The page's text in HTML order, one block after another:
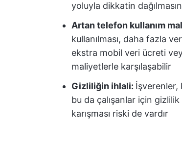
yoluyla dikkatin
Artan telefon kullanım
kullanılması, daha fazla
ekstra mobil veri ücreti
maliyetlerle karşılaşabilir
Gizliliğin ihlali: İşverenler,
bu da çalışanlar için
karışması riski de vardır